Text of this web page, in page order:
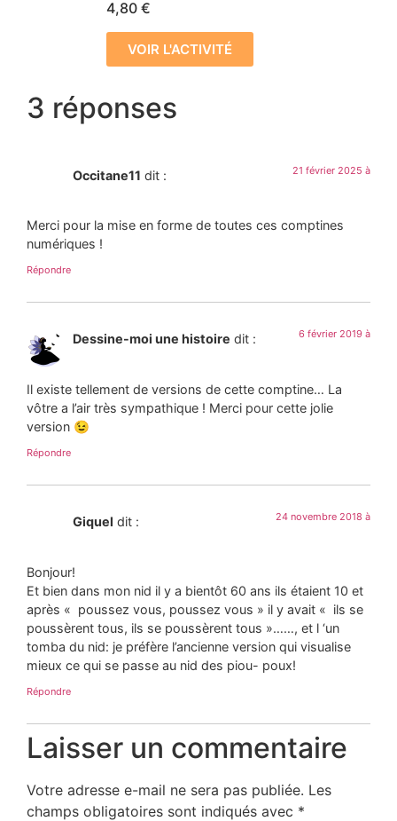
4,80 €
VOIR L'ACTIVITÉ
3 réponses
Occitane11 dit : 21 février 2025 à
Merci pour la mise en forme de toutes ces comptines
numériques !
Répondre
Dessine-moi une histoire dit : 6 février 2019 à
Il existe tellement de versions de cette comptine… La
vôtre a l’air très sympathique ! Merci pour cette jolie
version 😉
Répondre
Giquel dit : 24 novembre 2018 à
Bonjour!
Et bien dans mon nid il y a bientôt 60 ans ils étaient 10 et
après « poussez vous, poussez vous » il y avait « ils se
poussèrent tous, ils se poussèrent tous »……, et l ‘un
tomba du nid: je préfère l’ancienne version qui visualise
mieux ce qui se passe au nid des piou- poux!
Répondre
Laisser un commentaire
Votre adresse e-mail ne sera pas publiée. Les
champs obligatoires sont indiqués avec *